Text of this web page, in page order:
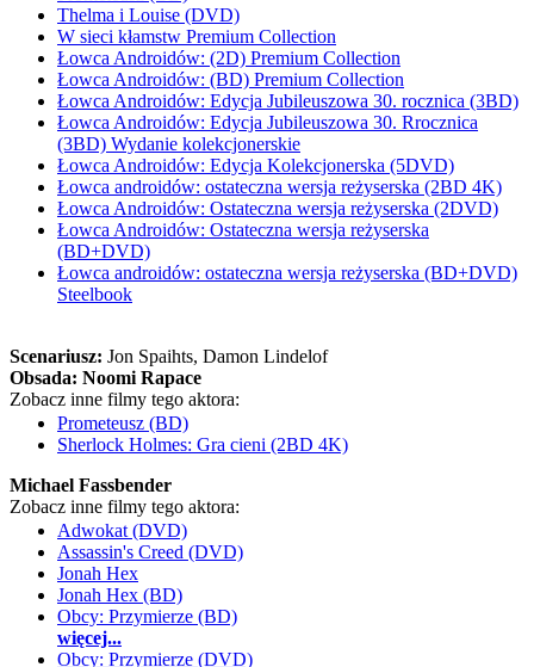
Thelma i Louise (DVD)
W sieci kłamstw Premium Collection
Łowca Androidów: (2D) Premium Collection
Łowca Androidów: (BD) Premium Collection
Łowca Androidów: Edycja Jubileuszowa 30. rocznica (3BD)
Łowca Androidów: Edycja Jubileuszowa 30. Rrocznica
(3BD) Wydanie kolekcjonerskie
Łowca Androidów: Edycja Kolekcjonerska (5DVD)
Łowca androidów: ostateczna wersja reżyserska (2BD 4K)
Łowca Androidów: Ostateczna wersja reżyserska (2DVD)
Łowca Androidów: Ostateczna wersja reżyserska
(BD+DVD)
Łowca androidów: ostateczna wersja reżyserska (BD+DVD)
Steelbook
Scenariusz: Jon Spaihts, Damon Lindelof
Obsada: Noomi Rapace
Zobacz inne filmy tego aktora:
Prometeusz (BD)
Sherlock Holmes: Gra cieni (2BD 4K)
Michael Fassbender
Zobacz inne filmy tego aktora:
Adwokat (DVD)
Assassin's Creed (DVD)
Jonah Hex
Jonah Hex (BD)
Obcy: Przymierze (BD)
więcej...
Obcy: Przymierze (DVD)